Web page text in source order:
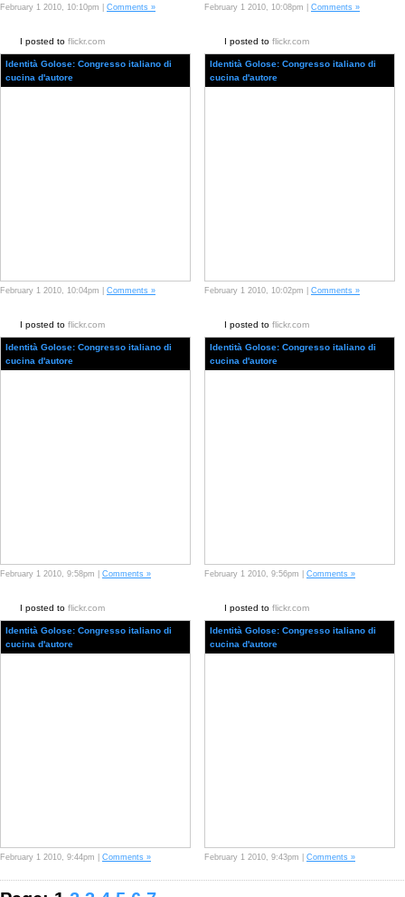
February 1 2010, 10:10pm | Comments » February 1 2010, 10:08pm | Comments »
I posted to flickr.com
Identità Golose: Congresso italiano di
cucina d'autore
February 1 2010, 10:04pm | Comments »
I posted to flickr.com
Identità Golose: Congresso italiano di
cucina d'autore
February 1 2010, 10:02pm | Comments »
I posted to flickr.com
Identità Golose: Congresso italiano di
cucina d'autore
February 1 2010, 9:58pm | Comments »
I posted to flickr.com
Identità Golose: Congresso italiano di
cucina d'autore
February 1 2010, 9:56pm | Comments »
I posted to flickr.com
Identità Golose: Congresso italiano di
cucina d'autore
February 1 2010, 9:44pm | Comments »
I posted to flickr.com
Identità Golose: Congresso italiano di
cucina d'autore
February 1 2010, 9:43pm | Comments »